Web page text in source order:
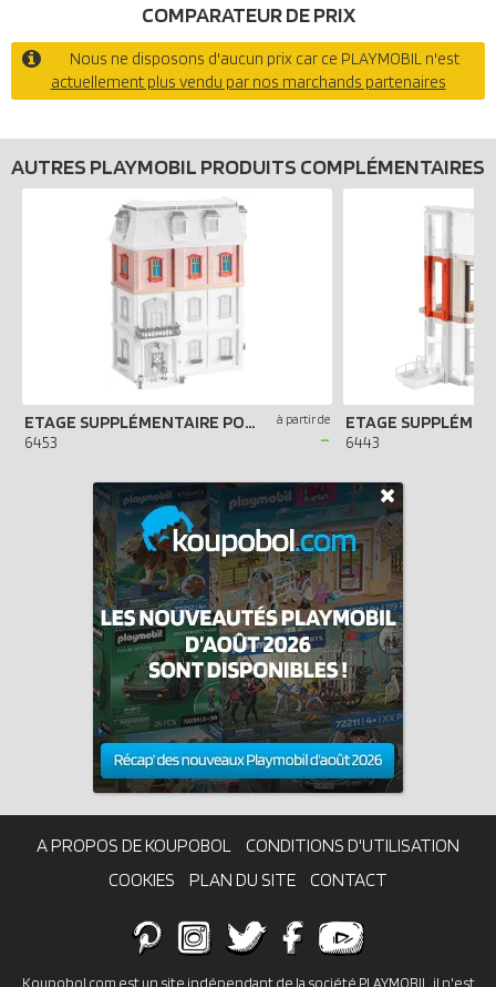
COMPARATEUR DE PRIX
Nous ne disposons d'aucun prix car ce PLAYMOBIL n'est
actuellement plus vendu par nos marchands partenaires
AUTRES PLAYMOBIL PRODUITS COMPLÉMENTAIRES
ETAGE SUPPLÉMENTAIRE POUR MAISON TRADITIONNELLE
6453
à partir de
- 6443
A PROPOS DE KOUPOBOL
CONDITIONS D'UTILISATION
COOKIES
PLAN DU SITE CONTACT
Koupobol.com est un site indépendant de la société PLAYMOBIL, il n'est